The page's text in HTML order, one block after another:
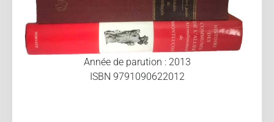
Année de parution : 2013
ISBN 9791090622012